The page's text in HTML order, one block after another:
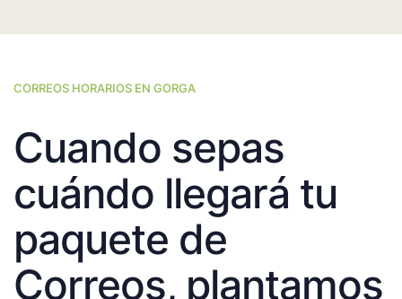
CORREOS HORARIOS EN GORGA
Cuando sepas
cuándo llegará tu
paquete de
Correos, plantamos